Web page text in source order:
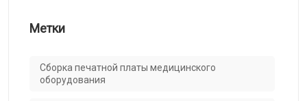
Метки
Сборка печатной платы медицинского
оборудования